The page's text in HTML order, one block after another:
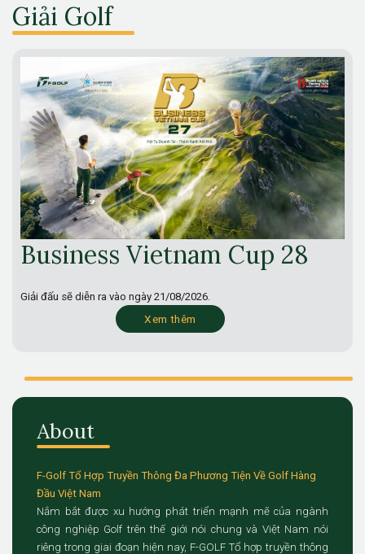
Giải Golf
Business Vietnam Cup 28
Giải đấu sẽ diễn ra vào ngày 21/08/2026.
Xem thêm
About
F-Golf Tổ Hợp Truyền Thông Đa Phương Tiện Về Golf Hàng
Đầu Việt Nam
Nắm bắt được xu hướng phát triển mạnh mẽ của ngành
công nghiệp Golf trên thế giới nói chung và Việt Nam nói
riêng trong giai đoạn hiện nay, F-GOLF Tổ hợp truyền thông